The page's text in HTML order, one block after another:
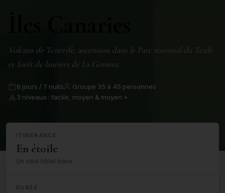
Volcans de Tenerife, ascension dans le Parc national du Teide
et forêt de lauriers de La Gomera.
8 jours / 7 nuits
Groupe 35 à 45 personnes
3 niveaux : facile, moyen & moyen +
ITINÉRANCE
En étoile
Un seul hôtel base
DURÉE